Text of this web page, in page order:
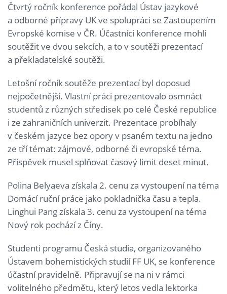
Čtvrtý ročník konference pořádal Ústav jazykové
a odborné přípravy UK ve spolupráci se Zastoupením
Evropské komise v ČR. Účastníci konference mohli
soutěžit ve dvou sekcích, a to v soutěži prezentací
a překladatelské soutěži.
Letošní ročník soutěže prezentací byl doposud
nejpočetnější. Vlastní práci prezentovalo osmnáct
studentů z různých středisek po celé České republice
i ze zahraničních univerzit. Prezentace probíhaly
v českém jazyce bez opory v psaném textu na jedno
ze tří témat: zájmové, odborné či evropské téma.
Příspěvek musel splňovat časový limit deset minut.
Polina Belyaeva získala 2. cenu za vystoupení na téma
Domácí ruční práce jako pokladnička času a tepla.
Linghui Pang získala 3. cenu za vystoupení na téma
Nový rok pochází z Číny.
Studenti programu Česká studia, organizovaného
Ústavem bohemistických studií FF UK, se konference
účastní pravidelně. Připravují se na ni v rámci
volitelného předmětu, který letos vedla lektorka